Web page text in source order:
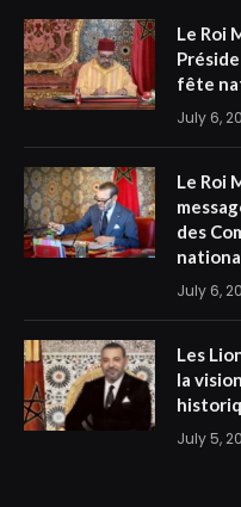
Le Roi
fête
July 6,
Le Roi
des
July 6,
Les
la
July 5,